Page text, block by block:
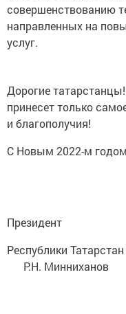
совершенствованию
направленных на
услуг.
Дорогие
принесет только
и благополучия!
С Новым 2022-м
Президент
Р.Н. Минниханов